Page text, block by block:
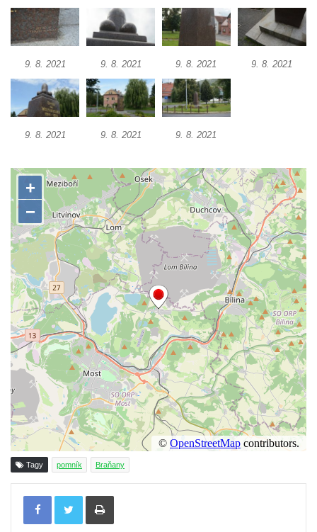
Pamětní deska obětem holokaustu u
židovského hřbitova v Kovanicích
Pamětní deska legionářům na Obecním
úřadě v Kovanicích
Pomník obětem 1. světové války v
Pamětní deska Rudé armádě na radnici v
Trutnově
Pomník obětem koncentračního tábora na
hřbitově v Rychnově u Jablonce nad Nisou
Pomník pracovního nasazení vězňů
koncentračního tábora v Tovární ulici v
Rychnově u Jablonce nad Nisou
Kenotaf Alfreda Langa na hřbitově v Krásné
u Pěnčína
Kenotaf Emila Posselta na hřbitově v
Krásné u Pěnčína
Kenotaf Edmunda Andera na hřbitově v
Krásné u Pěnčína
Hřbitovní kaple rodiny Fiedler na hřbitově v
Teplicích nad Metují
Kenotaf Franze Ruseho na hřbitově v
Pomník obětem 2. světové války na hřbitově
9. 8. 2021 9. 8. 2021 9. 8. 2021 9. 8. 2021
9. 8. 2021 9. 8. 2021 9. 8. 2021
Tagy pomník Braňany
Tisknout